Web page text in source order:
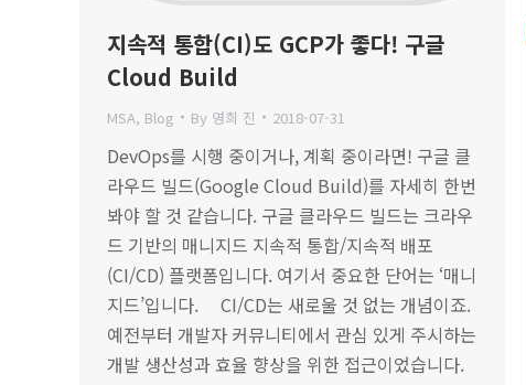
지속적 통합(CI)도 GCP가 좋다! 구글
Cloud Build
MSA, Blog By 영희 진 2018-07-31
DevOps를 시행 중이거나, 계획 중이라면! 구글 클
라우드 빌드(Google Cloud Build)를 자세히 한번
봐야 할 것 같습니다. 구글 클라우드 빌드는 크라우
드 기반의 매니지드 지속적 통합/지속적 배포
(CI/CD) 플랫폼입니다. 여기서 중요한 단어는 ‘매니
지드’입니다. CI/CD는 새로울 것 없는 개념이죠.
예전부터 개발자 커뮤니티에서 관심 있게 주시하는
개발 생산성과 효율 향상을 위한 접근이었습니다.